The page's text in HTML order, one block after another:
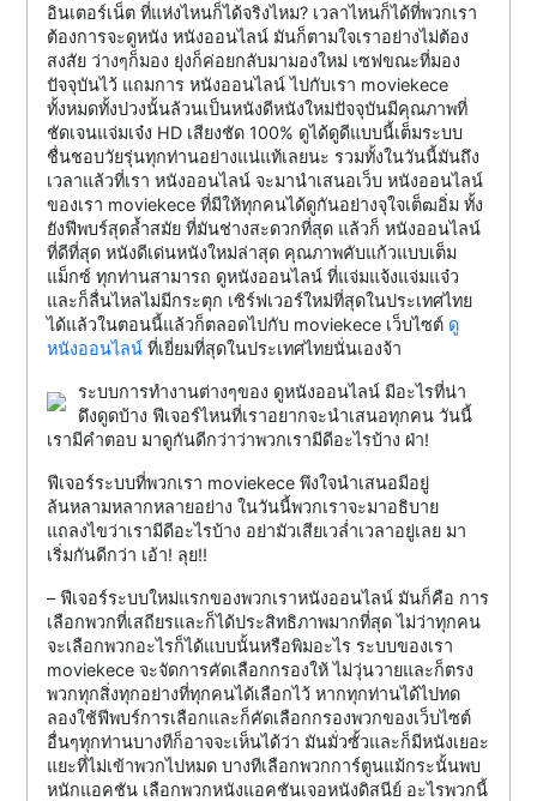
อินเตอร์เน็ต ที่แห่งไหนก็ได้จริงไหม? เวลาไหนก็ได้ที่พวกเรา
ต้องการจะดูหนัง หนังออนไลน์ มันก็ตามใจเราอย่างไม่ต้อง
สงสัย ว่างๆก็มอง ยุ่งก็ค่อยกลับมามองใหม่ เซฟขณะที่มอง
ปัจจุบันไว้ แถมการ หนังออนไลน์ ไปกับเรา moviekece
ทั้งหมดทั้งปวงนั้นล้วนเป็นหนังดีหนังใหม่ปัจจุบันมีคุณภาพที่
ชัดเจนแจ่มเจ๋ง HD เสียงชัด 100% ดูได้ดูดีแบบนี้เต็มระบบ
ชื่นชอบวัยรุ่นทุกท่านอย่างแน่แท้เลยนะ รวมทั้งในวันนี้มันถึง
เวลาแล้วที่เรา หนังออนไลน์ จะมานำเสนอเว็บ หนังออนไลน์
ของเรา moviekece ที่มีให้ทุกคนได้ดูกันอย่างจุใจเต็ฒอิ่ม ทั้ง
ยังฟีพบร์สุดล้ำสมัย ที่มันช่างสะดวกที่สุด แล้วก็ หนังออนไลน์
ที่ดีที่สุด หนังดีเด่นหนังใหม่ล่าสุด คุณภาพคับแก้วแบบเต็ม
แม็กซ์ ทุกท่านสามารถ ดูหนังออนไลน์ ที่แจ่มแจ้งแจ่มแจ๋ว
และก็ลื่นไหลไม่มีกระตุก เซิร์ฟเวอร์ใหม่ที่สุดในประเทศไทย
ได้แล้วในตอนนี้แล้วก็ตลอดไปกับ moviekece เว็บไซต์ ดู
หนังออนไลน์ ที่เยี่ยมที่สุดในประเทศไทยนั่นเองจ้า
ระบบการทำงานต่างๆของ ดูหนังออนไลน์ มีอะไรที่น่า
ดึงดูดบ้าง ฟีเจอร์ไหนที่เราอยากจะนำเสนอทุกคน วันนี้
เรามีคำตอบ มาดูกันดีกว่าว่าพวกเรามีดีอะไรบ้าง ฝ่า!
ฟีเจอร์ระบบที่พวกเรา moviekece พึงใจนำเสนอมีอยู่
ล้นหลามหลากหลายอย่าง ในวันนี้พวกเราจะมาอธิบาย
แถลงไขว่าเรามีดีอะไรบ้าง อย่ามัวเสียเวล่ำเวลาอยู่เลย มา
เริ่มกันดีกว่า เอ้า! ลุย!!
– ฟีเจอร์ระบบใหม่แรกของพวกเราหนังออนไลน์ มันก็คือ การ
เลือกพวกที่เสถียรและก็ได้ประสิทธิภาพมากที่สุด ไม่ว่าทุกคน
จะเลือกพวกอะไรก็ได้แบบนั้นหรือพิมอะไร ระบบของเรา
moviekece จะจัดการคัดเลือกกรองให้ ไม่วุ่นวายและก็ตรง
พวกทุกสิ่งทุกอย่างที่ทุกคนได้เลือกไว้ หากทุกท่านได้ไปทด
ลองใช้ฟีพบร์การเลือกและก็คัดเลือกกรองพวกของเว็บไซต์
อื่นๆทุกท่านบางทีก็อาจจะเห็นได้ว่า มันมั่วซั้วและก็มีหนังเยอะ
แยะที่ไม่เข้าพวกไปหมด บางทีเลือกพวกการ์ตูนแม้กระนั้นพบ
หนักแอคชัน เลือกพวกหนังแอคชันเจอหนังดิสนีย์ อะไรพวกนี้